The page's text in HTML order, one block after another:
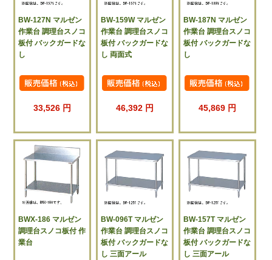
BW-127N マルゼン
作業台 調理台スノコ
板付 バックガードな
し
33,526 円
BW-159W マルゼン
作業台 調理台スノコ
板付 バックガードな
し 両面式
46,392 円
BW-187N マルゼン
作業台 調理台スノコ
板付 バックガードな
し
45,869 円
BWX-186 マルゼン
調理台スノコ板付 作
業台
BW-096T マルゼン
作業台 調理台スノコ
板付 バックガードな
し 三面アール
BW-157T マルゼン
作業台 調理台スノコ
板付 バックガードな
し 三面アール